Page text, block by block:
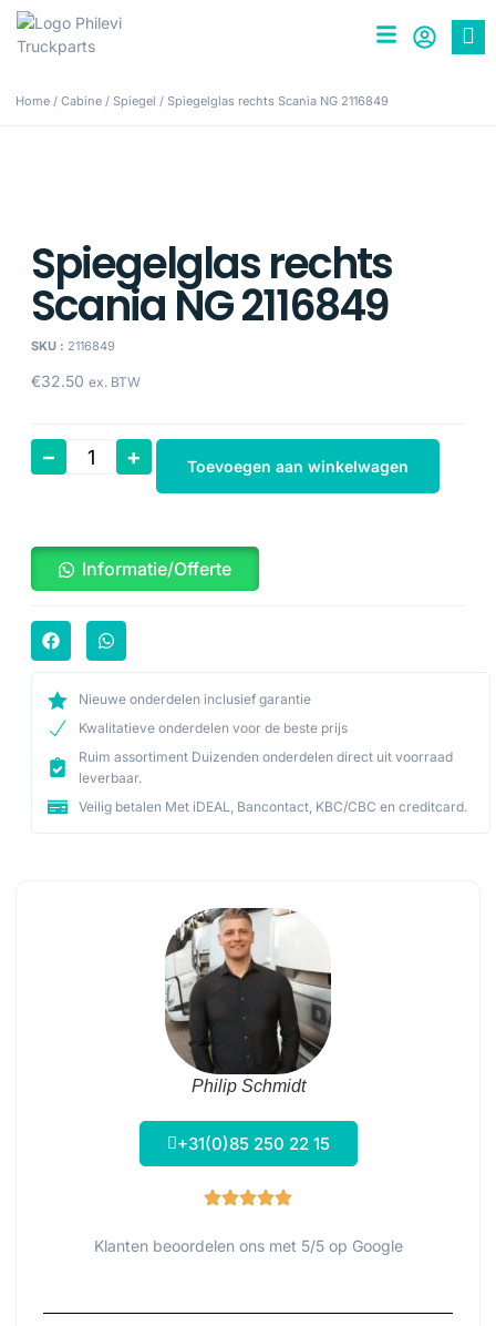
Home / Cabine / Spiegel / Spiegelglas rechts Scania NG 2116849
Spiegelglas rechts
Scania NG 2116849
SKU : 2116849
€32.50 ex. BTW
– + Toevoegen aan winkelwagen
Informatie/Offerte
Nieuwe onderdelen inclusief garantie
Kwalitatieve onderdelen voor de beste prijs
Ruim assortiment Duizenden onderdelen direct uit voorraad
leverbaar.
Veilig betalen Met iDEAL, Bancontact, KBC/CBC en creditcard.
Philip Schmidt
+31(0)85 250 22 15
Klanten beoordelen ons met 5/5 op Google